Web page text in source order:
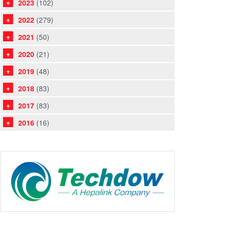
2023 (102)
2022 (279)
2021 (50)
2020 (21)
2019 (48)
2018 (83)
2017 (83)
2016 (16)